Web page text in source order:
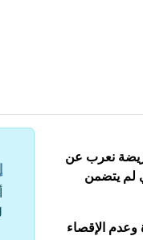
نعرب عن
الولاة الذي لم يتضمن
الإقصاء